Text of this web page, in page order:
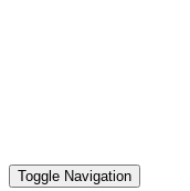
Toggle Navigation